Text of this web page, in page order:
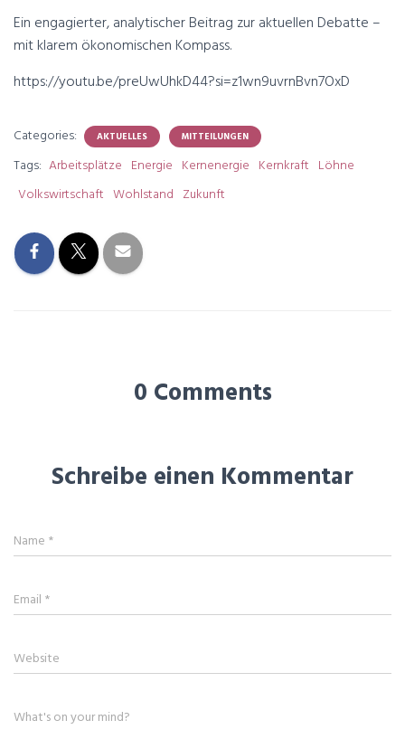
Ein engagierter, analytischer Beitrag zur aktuellen Debatte –
mit klarem ökonomischen Kompass.
https://youtu.be/preUwUhkD44?si=z1wn9uvrnBvn7OxD
Categories: AKTUELLES MITTEILUNGEN
Tags: Arbeitsplätze Energie Kernenergie Kernkraft Löhne
Volkswirtschaft Wohlstand Zukunft
0 Comments
Schreibe einen Kommentar
Name *
Email *
Website
What's on your mind?